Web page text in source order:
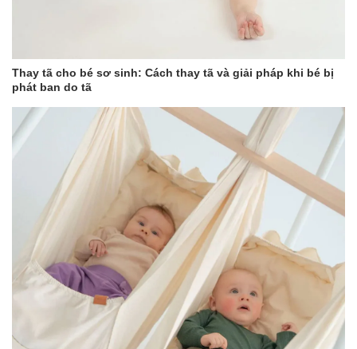
Có trang bị thêm đèn dùng vào ban đêm
Tự động tắt nếu cửa máy bị hở, giúp hạn chế tình trạng bị rò rỉ tia
UV
Chế độ khoá trẻ em an toàn cao.
LƯU Ý KHI SỬ DỤNG
Rút dây điện trước khi vệ sinh lau chùi máy
Sau khi dùng cần đổ nước ra ngoài
Lau chùi máy dùng vải mềm và lau khô bằng vải sạch
Không rửa bằng nước
Tháo rời các bộ phận của các vật dụng, của bình sữa
Để bình sữa hướng lên trên, không để úp
Thay tã cho bé sơ sinh: Cách thay tã và giải pháp khi bé bị
phát ban do tã